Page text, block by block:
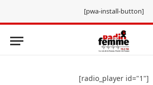
[pwa-install-button]
[radio_player id="1"]